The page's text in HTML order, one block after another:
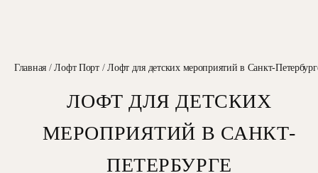
Главная /Лофт Порт/Лофт для детских мероприятий в Санкт-
ЛОФТ ДЛЯ ДЕТСКИХ
МЕРОПРИЯТИЙ В САНКТ-
ПЕТЕРБУРГЕ